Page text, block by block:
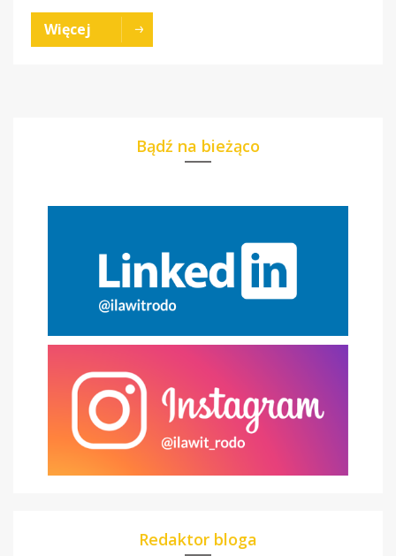
Więcej
Bądź na bieżąco
Redaktor bloga